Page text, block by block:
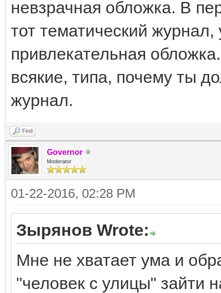
невзрачная обложка. В
тот тематический журнал,
привлекательная
всякие, типа, почему ты
журнал.
Find
Governor
Moderator
01-22-2016, 02:28 PM
Зырянов Wrote:
Мне не хватает ума и
"человек с улицы" зайти